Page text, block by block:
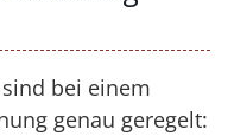
bei einem
genau geregelt: